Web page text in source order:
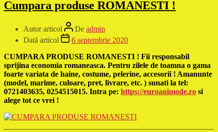
Cumpara produse ROMANESTI !
Autor articol De admin
Dată articol
6 septembrie 2020
CUMPARA PRODUSE ROMANESTI ! Fii responsabil
sprijina economia romaneasca. Pentru zilele de toamna o gama
foarte variata de haine, costume, pelerine, accesorii ! Amanunte
(model, marime, culoare, pret, livrare, etc. ) sunati la tel:
0721403635, 0254515015. Intra pe: https://euroanimode.ro si
alege tot ce vrei !